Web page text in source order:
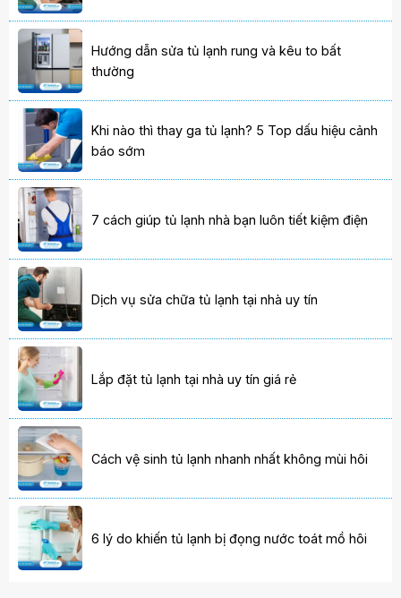
Hướng dẫn sửa tủ lạnh rung và kêu to bất
thường
Khi nào thì thay ga tủ lạnh? 5 Top dấu hiệu cảnh
báo sớm
7 cách giúp tủ lạnh nhà bạn luôn tiết kiệm điện
Dịch vụ sửa chữa tủ lạnh tại nhà uy tín
Lắp đặt tủ lạnh tại nhà uy tín giá rẻ
Cách vệ sinh tủ lạnh nhanh nhất không mùi hôi
6 lý do khiến tủ lạnh bị đọng nước toát mồ hôi